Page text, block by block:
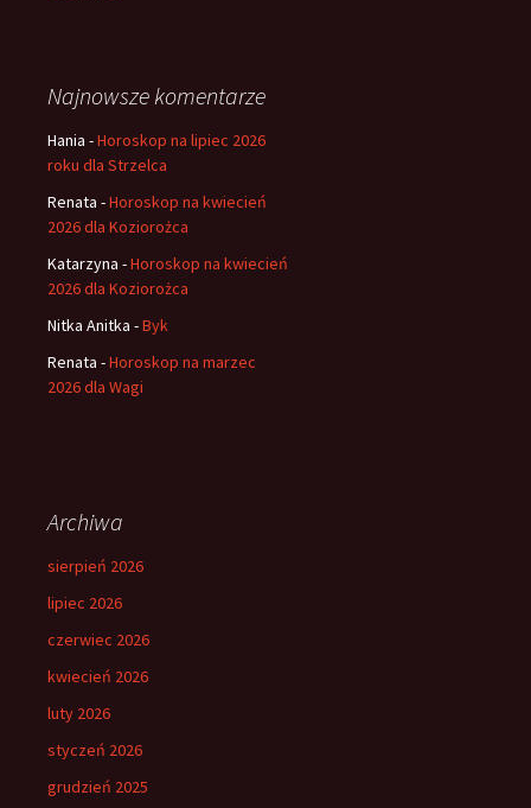
Najnowsze komentarze
Hania -Horoskop na lipiec 2026
roku dla Strzelca
Renata -Horoskop na kwiecień
2026 dla Koziorożca
Katarzyna -Horoskop na kwiecień
2026 dla Koziorożca
Nitka Anitka -Byk
Renata -Horoskop na marzec
2026 dla Wagi
Archiwa
sierpień 2026
lipiec 2026
czerwiec 2026
kwiecień 2026
luty 2026
styczeń 2026
grudzień 2025